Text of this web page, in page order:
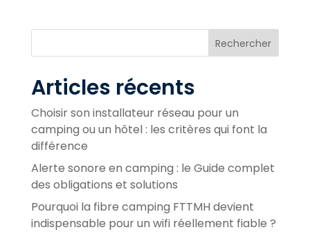
Rechercher
Articles récents
Choisir son installateur réseau pour un
camping ou un hôtel : les critères qui font la
différence
Alerte sonore en camping : le Guide complet
des obligations et solutions
Pourquoi la fibre camping FTTMH devient
indispensable pour un wifi réellement fiable ?